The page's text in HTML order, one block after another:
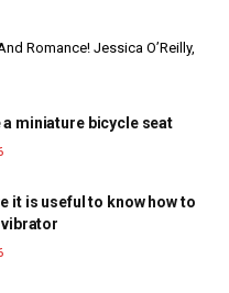
Romance! Jessica O’Reilly,
a miniature bicycle seat
it is useful to know how to
vibrator